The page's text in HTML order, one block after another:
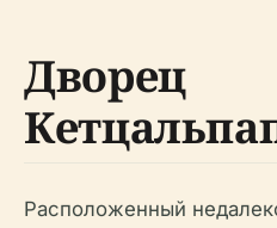
Дворец
Расположенный